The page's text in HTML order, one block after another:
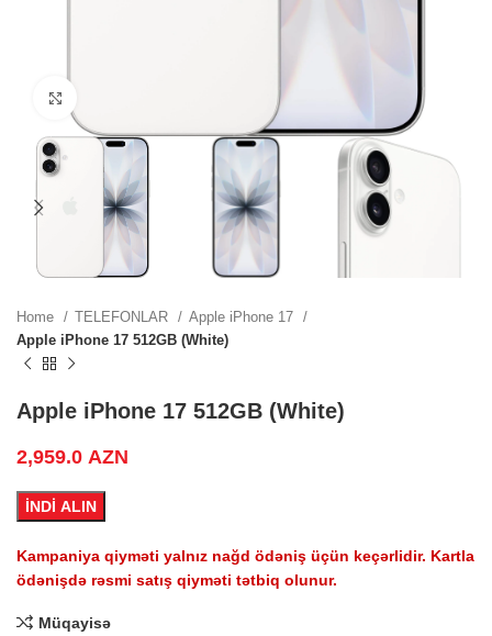
Home TELEFONLAR
Apple iPhone 17
Apple iPhone 17 512GB (White)
Apple iPhone 17 512GB (White)
2,959.0 AZN
İNDİ ALIN
Kampaniya qiyməti yalnız nağd ödəniş üçün keçərlidir. Kartla
ödənişdə rəsmi satış qiyməti tətbiq olunur.
Müqayisə
AZN.